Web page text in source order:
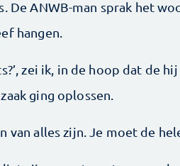
De ANWB-man sprak het
hangen.
zei ik, in de hoop dat de
ging oplossen.
van alles zijn. Je moet de